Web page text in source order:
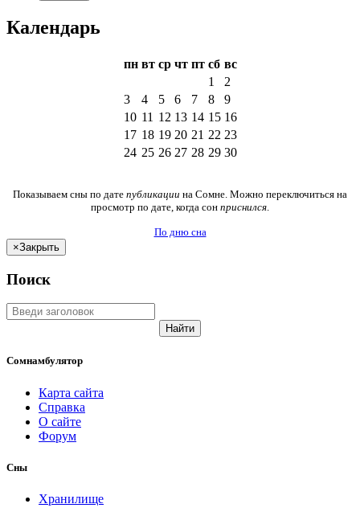
Календарь
пн вт ср чт пт сб вс
1
2
3
4 5 6 7 8
9
10 11 12 13 14 15 16
17 18 19 20 21 22 23
24 25 26 27 28 29 30
Показываем сны по дате публикации на Сомне. Можно переключиться на
просмотр по дате, когда сон приснился
По дню сна
×Закрыть
Поиск
Найти
Сомнамбулятор
Карта сайта
Справка
О сайте
Форум
Сны
Хранилище